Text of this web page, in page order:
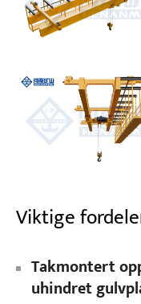
Viktige
Takmontert
uhindret